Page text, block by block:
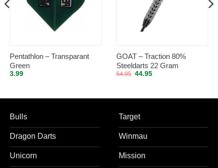
Pentathlon – Transparant
Green
3.99
GOAT – Traction 80%
Steeldarts 22 Gram
54.95 Oorspronkelijke
44.95Huidige
Bulls
Dragon Darts
Unicorn
Target
Winmau
Mission